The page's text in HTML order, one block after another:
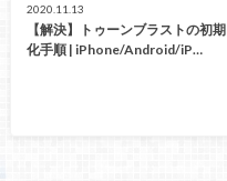
2020.11.13
【解決】トゥーンブラストの初期
化手順 | iPhone/Android/iP…